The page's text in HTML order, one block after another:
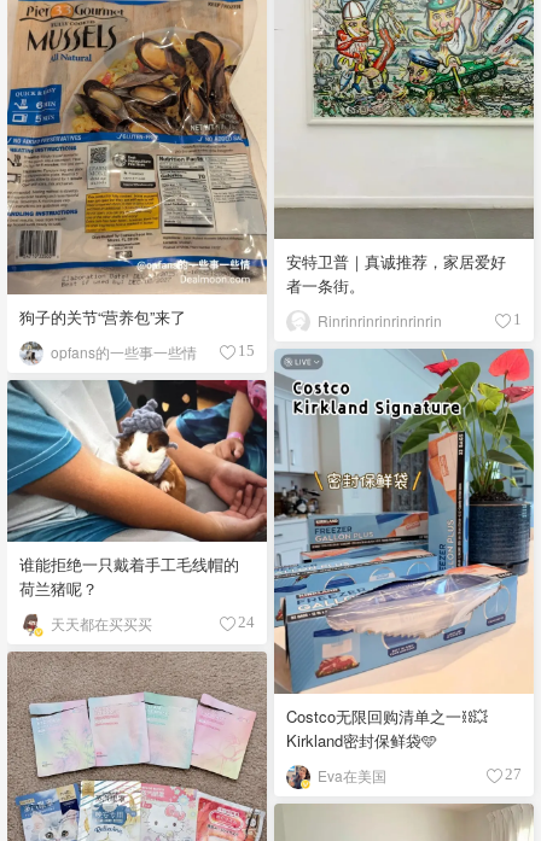
安特卫普｜真诚推荐，家居爱好
者一条街。
Rinrinrinrinrinrinrin 1
狗子的关节“营养包”来了
opfans的一些事一些情 15
Costco无限回购清单之一⛓️‍💥
Kirkland密封保鲜袋🩵
Eva在美国 27
谁能拒绝一只戴着手工毛线帽的
荷兰猪呢？
天天都在买买买 24